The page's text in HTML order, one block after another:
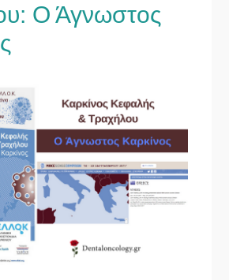
Ο Άγνωστος